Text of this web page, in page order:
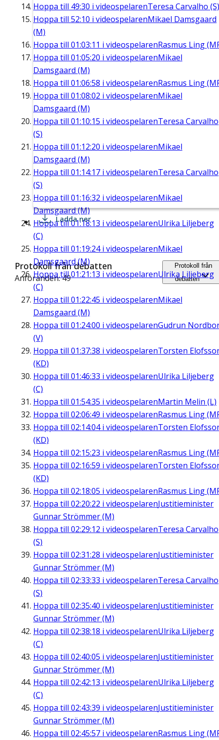
Hoppa till 49:30 i videospelarenTeresa Carvalho (S)
Hoppa till 52:10 i videospelarenMikael Damsgaard
(M)
Hoppa till 01:03:11 i videospelarenRasmus Ling
Hoppa till 01:05:20 i videospelarenMikael
Damsgaard (M)
Hoppa till 01:06:58 i videospelarenRasmus Ling
Hoppa till 01:08:02 i videospelarenMikael
Damsgaard (M)
Hoppa till 01:10:15 i videospelarenTeresa Carvalho
(S)
Hoppa till 01:12:20 i videospelarenMikael
Damsgaard (M)
Hoppa till 01:14:17 i videospelarenTeresa Carvalho
(S)
Hoppa till 01:16:32 i videospelarenMikael
Damsgaard (M)
Hoppa till01:18:13 i videospelarenUlrika Liljeberg
(C)
Hoppa till 01:19:24i videospelarenMikael
Damsgaard (M)
Hoppa till01:21:13 i videospelarenUlrika Liljeberg
(C)
Hoppa till 01:22:45 i videospelarenMikael
Damsgaard (M)
Hoppa till 01:24:00 i videospelarenGudrun
(V)
Hoppa till 01:37:38 i videospelarenTorsten
(KD)
Hoppa till 01:46:33 i videospelarenUlrika Liljeberg
(C)
Hoppa till 01:54:35 i videospelarenMartin Melin (L)
Hoppa till 02:06:49 i videospelarenRasmus Ling
Hoppa till 02:14:04i videospelarenTorsten
(KD)
Hoppa till 02:15:23 i videospelarenRasmus Ling
Hoppa till 02:16:59 i videospelarenTorsten
(KD)
Hoppa till 02:18:05 i videospelarenRasmus Ling
Hoppa till 02:20:22 i videospelarenJustitieminister
Gunnar Strömmer (M)
Hoppa till 02:29:12 i videospelarenTeresa Carvalho
(S)
Hoppa till 02:31:28 i videospelarenJustitieminister
Gunnar Strömmer (M)
Hoppa till 02:33:33 i videospelarenTeresa Carvalho
(S)
Hoppa till 02:35:40 i videospelarenJustitieminister
Gunnar Strömmer (M)
Hoppa till 02:38:18 i videospelarenUlrika Liljeberg
(C)
Hoppa till 02:40:05 i videospelarenJustitieminister
Gunnar Strömmer (M)
Hoppa till 02:42:13 i videospelarenUlrika Liljeberg
(C)
Hoppa till 02:43:39 i videospelarenJustitieminister
Gunnar Strömmer (M)
Hoppa till 02:45:57 i videospelarenRasmus Ling
Ladda ner
Protokoll från debatten
Anföranden: 49
Protokoll från
debatten